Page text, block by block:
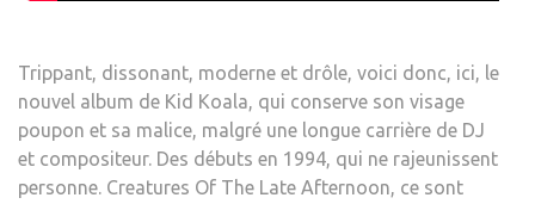
Trippant, dissonant, moderne et drôle, voici donc, ici, le
nouvel album de Kid Koala, qui conserve son visage
poupon et sa malice, malgré une longue carrière de DJ
et compositeur. Des débuts en 1994, qui ne rajeunissent
personne. Creatures Of The Late Afternoon, ce sont